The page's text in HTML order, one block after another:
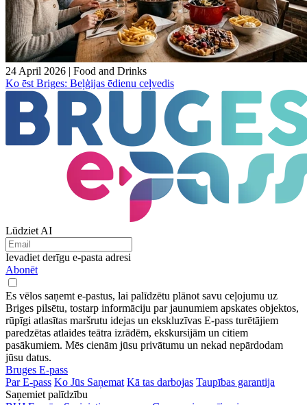
24 April 2026 | Food and Drinks
Ko ēst Briges: Beļģijas ēdienu ceļvedis
Lūdziet AI
Ievadiet derīgu e-pasta adresi
Abonēt
Es vēlos saņemt e-pastus, lai palīdzētu plānot savu ceļojumu uz
Briges pilsētu, tostarp informāciju par jaunumiem apskates objektos,
rūpīgi atlasītas maršrutu idejas un ekskluzīvas E-pass turētājiem
paredzētas atlaides teātra izrādēm, ekskursijām un citiem
pasākumiem. Mēs cienām jūsu privātumu un nekad nepārdodam
jūsu datus.
Bruges E-pass
Par E-pass Ko Jūs Saņemat Kā tas darbojas Taupības garantija
Saņemiet palīdzību